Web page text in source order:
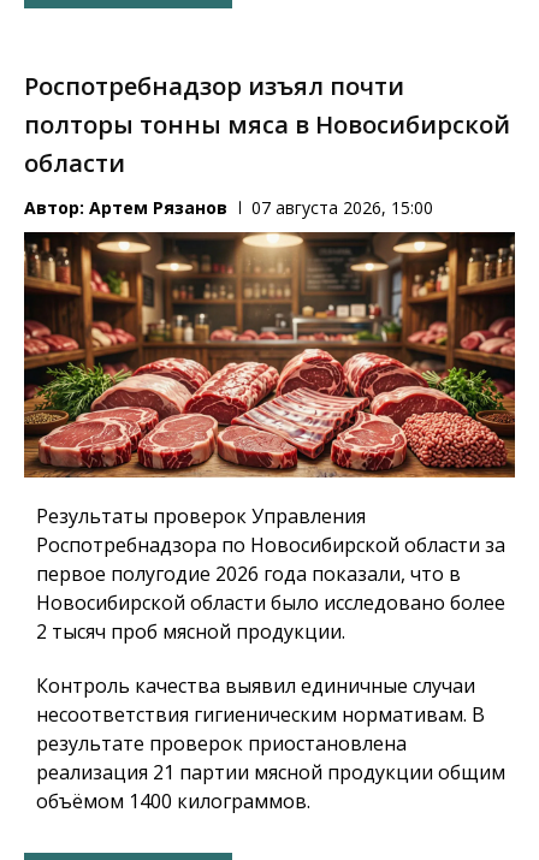
Роспотребнадзор изъял почти
полторы тонны мяса в Новосибирской
области
Автор: Артем Рязанов 07 августа 2026, 15:00
Результаты проверок Управления
Роспотребнадзора по Новосибирской области за
первое полугодие 2026 года показали, что в
Новосибирской области было исследовано более
2 тысяч проб мясной продукции.
Контроль качества выявил единичные случаи
несоответствия гигиеническим нормативам. В
результате проверок приостановлена
реализация 21 партии мясной продукции общим
объёмом 1400 килограммов.